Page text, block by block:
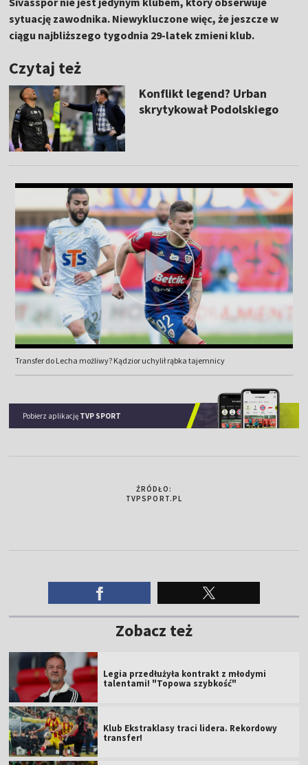
sytuację zawodnika. Niewykluczone więc, że jeszcze w
ciągu najbliższego tygodnia 29-latek zmieni klub.
Czytaj też
Konflikt legend? Urban
skrytykował Podolskiego
Transfer do Lecha możliwy? Kądzior uchylił rąbka tajemnicy
Pobierz aplikację TVP SPORT
ŹRÓDŁO:
TVPSPORT.PL
Zobacz też
Legia przedłużyła kontrakt z młodymi
talentami! "Topowa szybkość"
Klub Ekstraklasy traci lidera. Rekordowy
transfer!